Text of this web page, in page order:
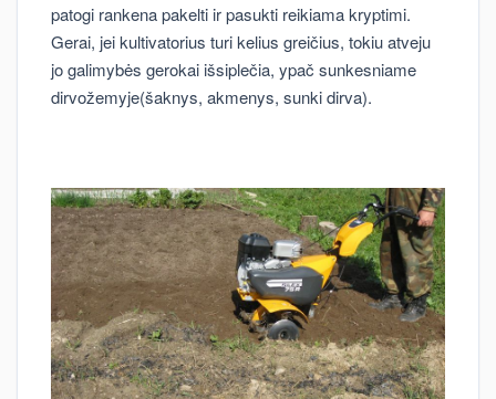
patogi rankena pakelti ir pasukti reikiama kryptimi.
Gerai, jei kultivatorius turi kelius greičius, tokiu atveju
jo galimybės gerokai išsiplečia, ypač sunkesniame
dirvožemyje(šaknys, akmenys, sunki dirva).